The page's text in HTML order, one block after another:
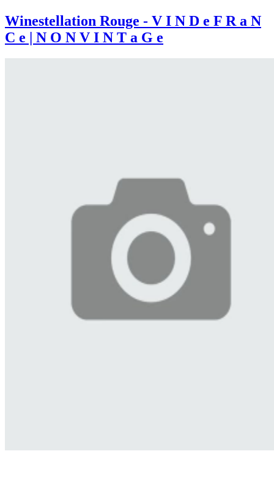
Winestellation Rouge - V I N D e F R a N
C e | N O N V I N T a G e